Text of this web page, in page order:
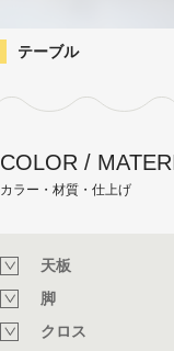
テーブル
COLOR /
カラー・材質・仕上げ
天板
脚
クロス